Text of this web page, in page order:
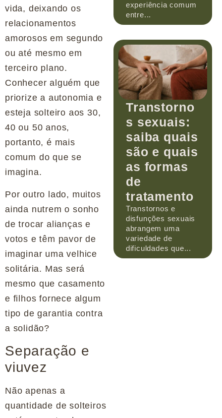
vida, deixando os
relacionamentos
amorosos em segundo
ou até mesmo em
terceiro plano.
Conhecer alguém que
priorize a autonomia e
esteja solteiro aos 30,
40 ou 50 anos,
portanto, é mais
comum do que se
imagina.
Por outro lado, muitos
ainda nutrem o sonho
de trocar alianças e
votos e têm pavor de
imaginar uma velhice
solitária. Mas será
mesmo que casamento
e filhos fornece algum
tipo de garantia contra
a solidão?
Separação e
viuvez
Não apenas a
quantidade de solteiros
experiência comum
entre...
Transtorno
s sexuais:
saiba quais
são e quais
as formas
de
tratamento
Transtornos e
disfunções sexuais
abrangem uma
variedade de
dificuldades que...